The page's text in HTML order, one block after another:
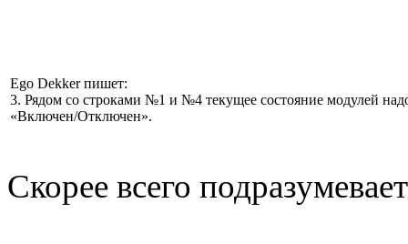
Ego Dekker пишет:
3. Рядом со строками №1 и №4 текущее состояние модулей
«Включен/Отключен».
Скорее всего